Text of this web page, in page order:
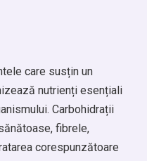
care susțin un
nutrienți esențiali
Carbohidrații
fibrele,
corespunzătoare